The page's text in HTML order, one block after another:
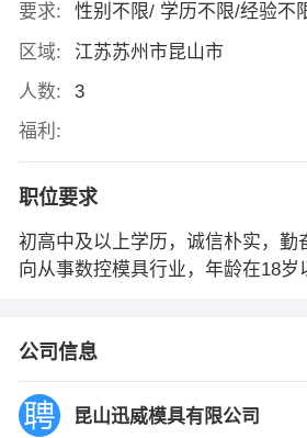
要求:
性别不限/ 学历不限/经验不
区域:
江苏苏州市昆山市
人数:
3
福利:
职位要求
初高中及以上学历，诚信朴实，勤
向从事数控模具行业，年龄在18岁
公司信息
昆山迅威模具有限公司